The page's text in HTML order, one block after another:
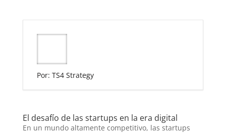
Por: TS4 Strategy
El desafío de las startups en la era digital
En un mundo altamente competitivo, las startups